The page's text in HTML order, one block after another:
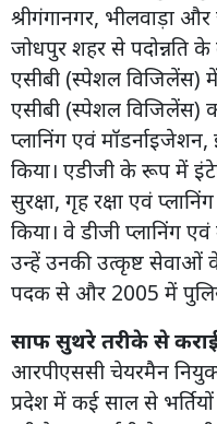
श्रीगंगानगर, भीलवाड़ा
जोधपुर शहर से पदोन्नति
एसीबी (स्पेशल विजिलेंस)
एसीबी (स्पेशल विजिलेंस)
प्लानिंग एवं
किया। एडीजी के रूप में
सुरक्षा, गृह रक्षा एवं
किया। वे डीजी प्लानिंग
उन्हें उनकी उत्कृष्ट सेवाओं
पदक से और 2005 में
साफ सुथरे तरीके से कराई
आरपीएससी चेयरमैन
प्रदेश में कई साल से